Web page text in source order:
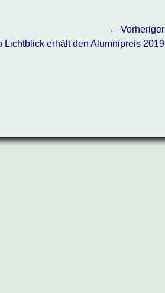
← Vorheriger
Lichtblick erhält den Alumnipreis 2019